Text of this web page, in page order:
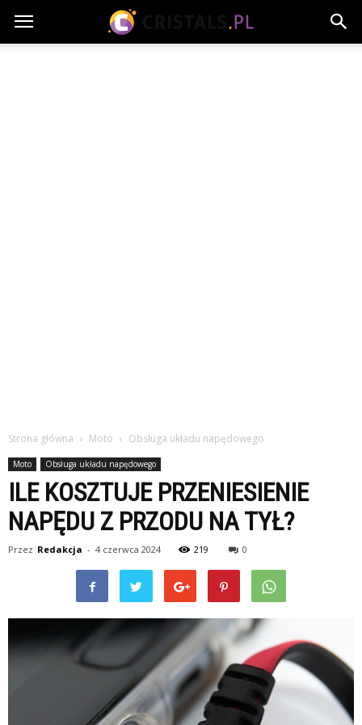
Strona główna Moto Obsługa układu napędowego
Moto Obsługa układu napędowego
ILE KOSZTUJE PRZENIESIENIE
NAPĘDU Z PRZODU NA TYŁ?
Przez Redakcja - 4 czerwca 2024 219 0